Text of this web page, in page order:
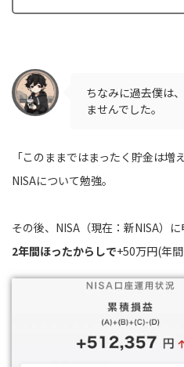
ちなみに過去僕は
ませんでした。
「このままではまったく貯金は増
NISAについて勉強。
その後、NISA（現在：新NISA）に
2年間ほったからしで+50万円(年